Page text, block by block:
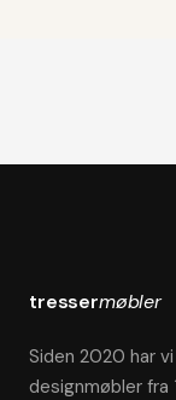
tressermøbler
Siden 2020 har
designmøbler fra